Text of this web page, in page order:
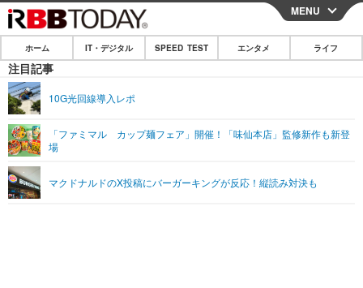
CLOSE
ホーム
IT・デジタル
ショッピング その他
SPEED TEST
エンタメ
エンタメTOP 映画・ドラマ
ライフ
MENU
ホーム IT・デジタル SPEED TEST エンタメ ライフ
注目記事
10G光回線導入レポ
「ファミマル カップ麺フェア」開催！「味仙本店」監修新作も新登
場
マクドナルドのX投稿にバーガーキングが反応！縦読み対決も